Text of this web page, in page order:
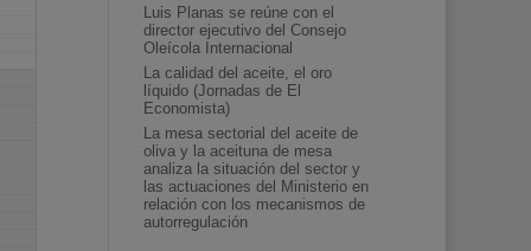
Luis Planas se reúne con el
director ejecutivo del Consejo
Oleícola Internacional
La calidad del aceite, el oro
líquido (Jornadas de El
Economista)
La mesa sectorial del aceite de
oliva y la aceituna de mesa
analiza la situación del sector y
las actuaciones del Ministerio en
relación con los mecanismos de
autorregulación